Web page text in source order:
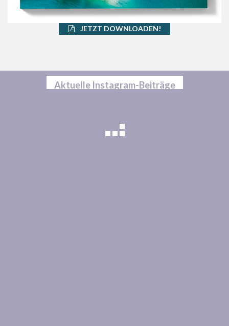
JETZT DOWNLOADEN!
Aktuelle Instagram-Beiträge